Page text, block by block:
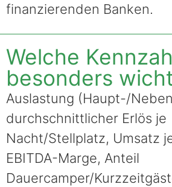
finanzierenden Banken.
Welche
besonders
Auslastung (Haupt-/
durchschnittlicher Erlös je
Nacht/Stellplatz, Umsatz
EBITDA-Marge, Anteil
Dauercamper/